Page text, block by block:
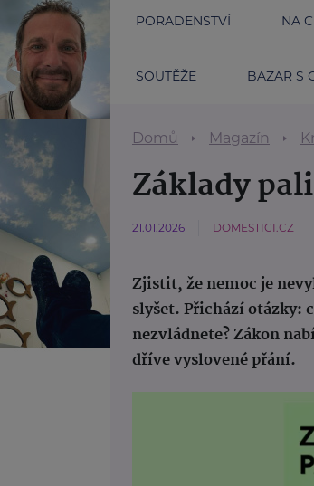
PORADENSTVÍ NA
SOUTĚŽE BAZAR S
Domů Magazín
Základy
21.01.2026 DOMESTICI.CZ
Zjistit, že nemoc je
slyšet. Přichází otázky:
nezvládnete? Zákon
dříve vyslovené přání.